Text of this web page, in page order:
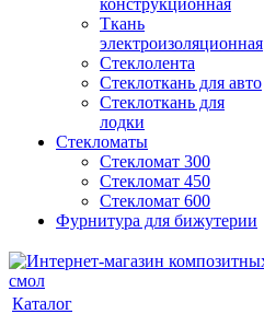
конструкционная
Ткань
электроизоляционная
Стеклолента
Стеклоткань для авто
Стеклоткань для
лодки
Стекломаты
Стекломат 300
Стекломат 450
Стекломат 600
Фурнитура для бижутерии
Каталог